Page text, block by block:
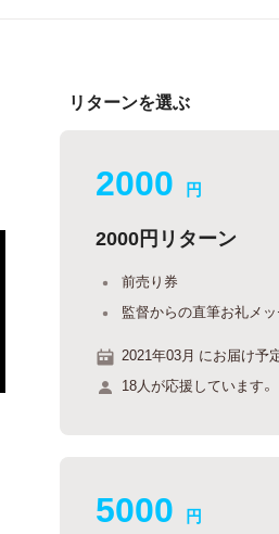
リターンを選ぶ
2000 円
2000円リターン
前売り券
監督からの直筆お礼メ
2021年03月 にお届け予
18人が応援しています。
5000 円